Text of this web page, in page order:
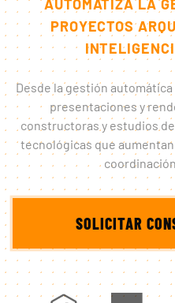
AUTOMATIZA LA
PROYECTOS
Desde la gestión
presentaciones y
constructoras y estudios
tecnológicas que
SOLICITAR